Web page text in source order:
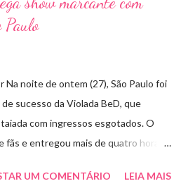
Paulo
Na noite de ontem (27), São Paulo foi
sucesso da Violada BeD, que
com ingressos esgotados. O
e entregou mais de quatro horas
o palco e contaram com
UM COMENTÁRIO LEIA MAIS